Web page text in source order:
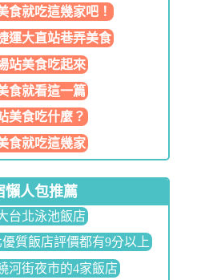
食就吃這幾家吧！
運大直站巷弄美食
站美食吃起來
食就看這一篇
美食吃什麼？
食就吃這幾家
懶人包推薦
台北泳池飯店
質飯店評價都有9分以上
河街夜市的4家飯店